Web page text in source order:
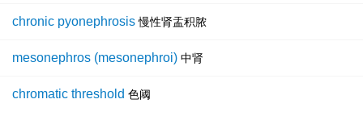
chronic pyonephrosis 慢性肾盂积脓
mesonephros (mesonephroi) 中肾
chromatic threshold 色阈